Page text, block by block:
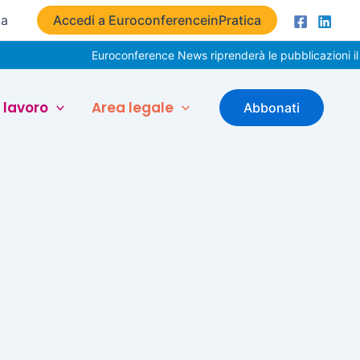
Accedi a EuroconferenceinPratica
Euroconference News riprenderà le pubblicazioni il
lavoro Area legale Abbonati